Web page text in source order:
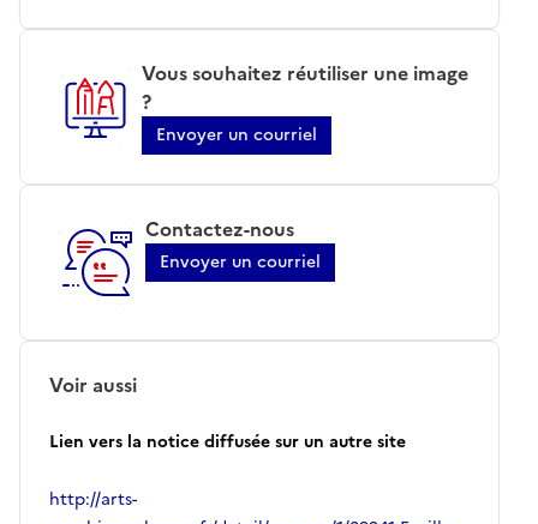
Vous souhaitez réutiliser une image
?
Envoyer un courriel
Contactez-nous
Envoyer un courriel
Voir aussi
Lien vers la notice diffusée sur un autre site
http://arts-